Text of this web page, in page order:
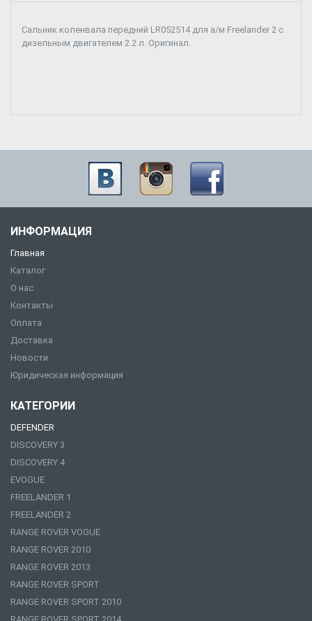
Сальник коленвала передний LR052514 для а/м Freelander 2 с
дизельным двигателем 2.2 л. Оригинал.
ИНФОРМАЦИЯ
Главная
Каталог
О нас
Контакты
Оплата
Доставка
Новости
Юридическая информация
КАТЕГОРИИ
DEFENDER
DISCOVERY 3
DISCOVERY 4
EVOGUE
FREELANDER 1
FREELANDER 2
RANGE ROVER VOGUE
RANGE ROVER 2010
RANGE ROVER 2013
RANGE ROVER SPORT
RANGE ROVER SPORT 2010